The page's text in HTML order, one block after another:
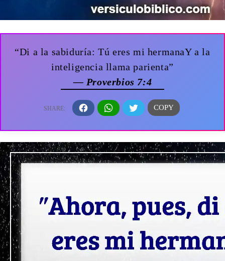
“Di a la sabiduría: Tú eres mi hermanaY a la
inteligencia llama parienta”
— Proverbios 7:4